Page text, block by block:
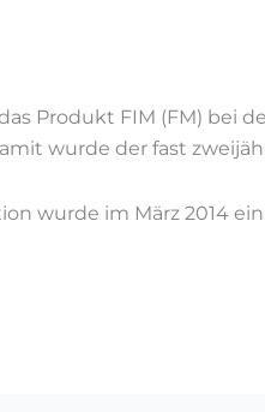
Produkt FIM (FM) bei
wurde der fast
wurde im März 2014